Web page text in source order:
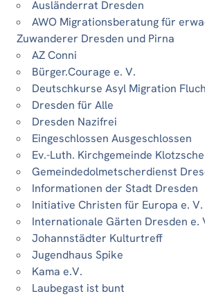
Ausländerrat Dresden
AWO Migrationsberatung für
Zuwanderer Dresden und Pirna
AZ Conni
Bürger.Courage e. V.
Deutschkurse Asyl Migration
Dresden für Alle
Dresden Nazifrei
Eingeschlossen Ausgeschlossen
Ev.-Luth. Kirchgemeinde Klotzsche
Gemeindedolmetscherdienst
Informationen der Stadt Dresden
Initiative Christen für Europa e. V.
Internationale Gärten Dresden e.
Johannstädter Kulturtreff
Jugendhaus Spike
Kama e.V.
Laubegast ist bunt